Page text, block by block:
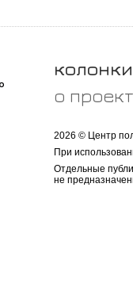
колонки
о
2026 © Центр
При
Отдельные
не